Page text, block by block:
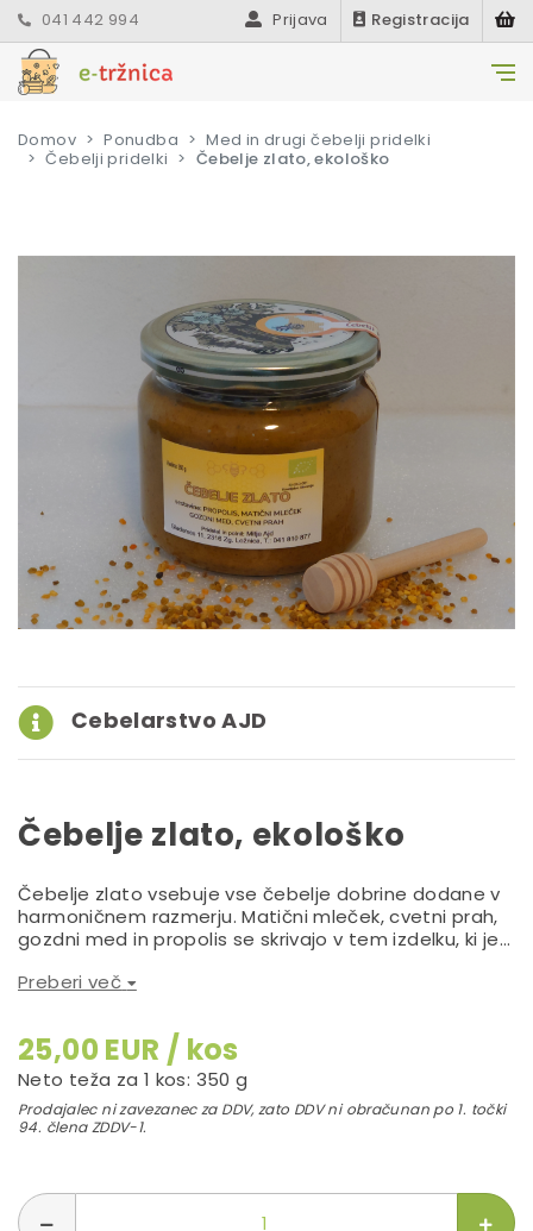
041 442 994 Prijava Registracija
Domov Ponudba
Med in drugi čebelji pridelki
Čebelji pridelki
Čebelje zlato, ekološko
Čebelarstvo AJD
Čebelje zlato, ekološko
Čebelje zlato vsebuje vse čebelje dobrine dodane v
harmoničnem razmerju. Matični mleček, cvetni prah,
gozdni med in propolis se skrivajo v tem izdelku, ki je
počutje. Vse sestavine so EKOLOŠKE, pridelane na
zaužitje ene čajne žličke.
Preberi več
25,00 EUR / kos
Neto teža za 1 kos: 350 g
Prodajalec ni zavezanec za DDV, zato DDV ni obračunan po 1. točki
94. člena ZDDV-1.